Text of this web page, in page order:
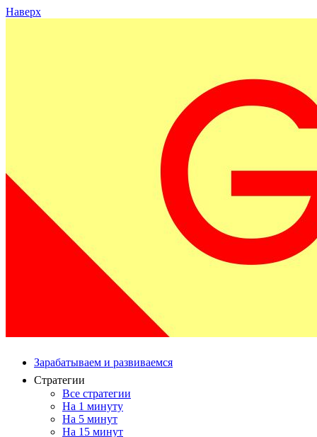
Наверх
Зарабатываем и развиваемся
Стратегии
Все стратегии
На 1 минуту
На 5 минут
На 15 минут